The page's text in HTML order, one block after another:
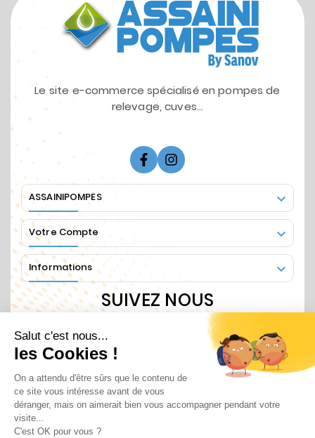
Le site e-commerce spécialisé en pompes de
relevage, cuves...
ASSAINIPOMPES 
Votre Compte 
Informations 
SUIVEZ NOUS
Recevez nos informations régulières en vous
abonnant